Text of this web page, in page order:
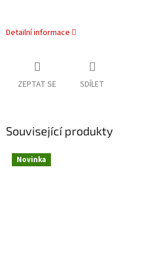
Detailní informace
ZEPTAT SE SDÍLET
Související produkty
Novinka